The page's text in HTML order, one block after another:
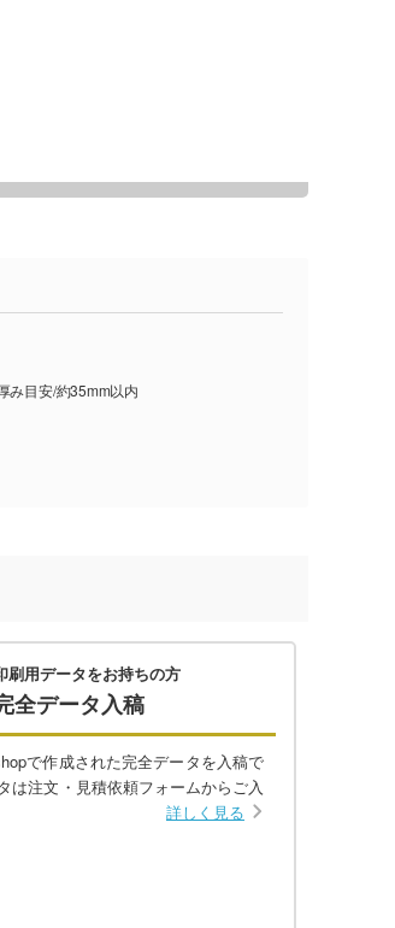
み目安/約35mm以内
刷用データをお持ちの方
全データ入稿
で作成された完全データを入稿で
は注文・見積依頼フォームからご入
詳しく見る